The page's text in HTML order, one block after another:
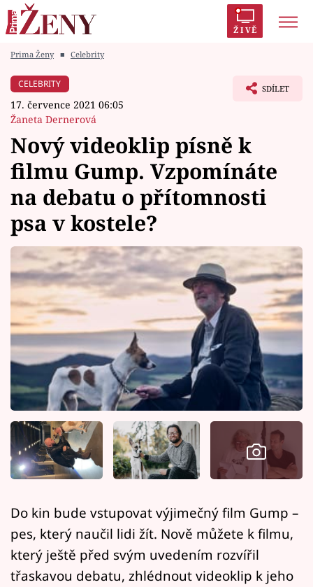
ŽIVĚ
Módní alarm
Témata
Celebrity
Vztahy
Seriály
Horoskopy
Sledujte prima+
Filmový festival Karlovy Vary
Pořady
Mámy sobě
Sledujte nás
Prima Ženy ■ Celebrity
CELEBRITY
17. července 2021 06:05
Žaneta Dernerová
SDÍLET
Nový videoklip písně k
filmu Gump. Vzpomínáte
na debatu o přítomnosti
psa v kostele?
Do kin bude vstupovat výjimečný film Gump –
pes, který naučil lidi žít. Nově můžete k filmu,
který ještě před svým uvedením rozvířil
třaskavou debatu, zhlédnout videoklip k jeho